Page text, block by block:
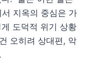
서 지옥의 중심은 가
도덕적 위기 상황
오히려 상대편, 악